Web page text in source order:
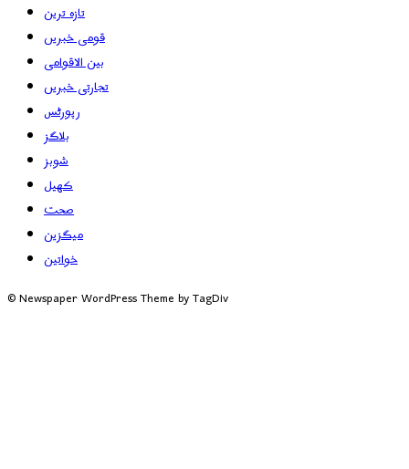
تازہ ترین
قومی خبریں
بین الاقوامی
تجارتی خبریں
رپورٹس
بلاگز
شوبز
کھیل
صحت
میگزین
خواتین
© Newspaper WordPress Theme by TagDiv